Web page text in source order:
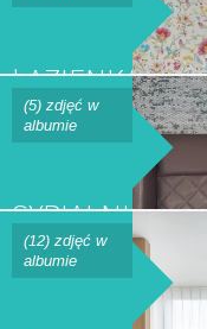
ŁAZIENKA
H
(5) zdjęć w
albumie
SYPIALNIA_PM
(12) zdjęć w
albumie